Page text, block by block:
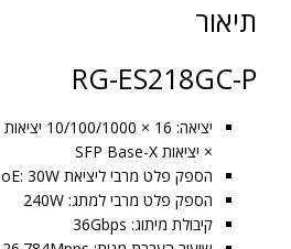
על
Ruijie
Ruijie
Networks
ES218GC-
תיאור
RG-ES218GC-P
× יציאות SFP Base-X
הספק פלט מרבי ליציאת PoE: 30W
הספק פלט מרבי למתג: 240W
קיבולת מיתוג: 36Gbps